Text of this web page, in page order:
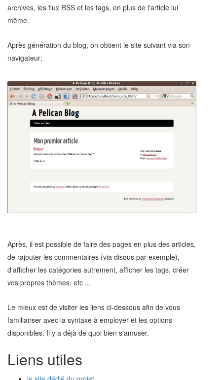
archives, les flux RSS et les tags, en plus de l'article lui
même.
Après génération du blog, on obtient le site suivant via son
navigateur:
Après, il est possible de faire des pages en plus des articles,
de rajouter les commentaires (via disqus par exemple),
d'afficher les catégories autrement, afficher les tags, créer
vos propres thèmes, etc ...
Le mieux est de visiter les liens ci-dessous afin de vous
familiariser avec la syntaxe à employer et les options
disponibles. Il y a déjà de quoi bien s'amuser.
Liens utiles